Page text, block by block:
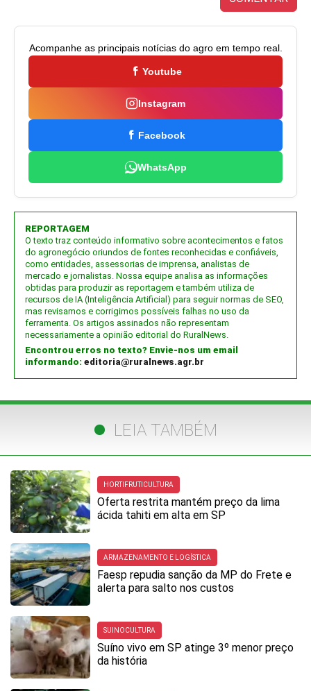
Acompanhe as principais notícias do agro em tempo real.
Youtube
Instagram
Facebook
WhatsApp
REPORTAGEM
O texto traz conteúdo informativo sobre acontecimentos e fatos
do agronegócio oriundos de fontes reconhecidas e confiáveis,
como entidades, assessorias de imprensa, analistas de
mercado e jornalistas. Nossa equipe analisa as informações
obtidas para produzir as reportagem e também utiliza de
recursos de IA (Inteligência Artificial) para seguir normas de SEO,
mas revisamos e corrigimos possíveis falhas no uso da
ferramenta. Os artigos assinados não representam
necessariamente a opinião editorial do RuralNews.
Encontrou erros no texto? Envie-nos um email
informando: editoria@ruralnews.agr.br
LEIA TAMBÉM
HORTIFRUTICULTURA
Oferta restrita mantém preço da lima
ácida tahiti em alta em SP
ARMAZENAMENTO E LOGÍSTICA
Faesp repudia sanção da MP do Frete e
alerta para salto nos custos
SUINOCULTURA
Suíno vivo em SP atinge 3º menor preço
da história